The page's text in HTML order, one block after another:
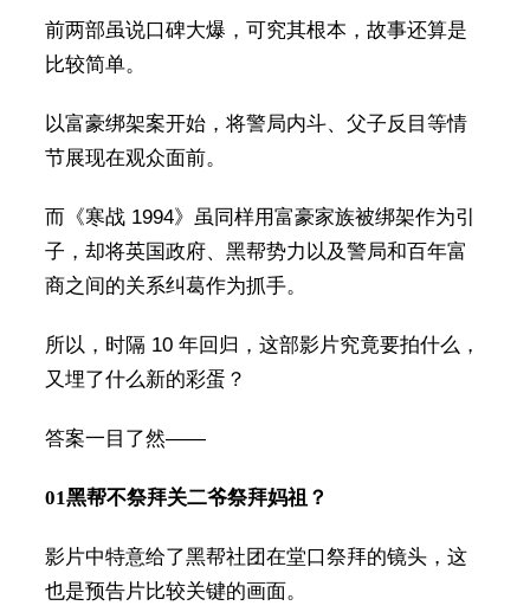
前两部虽说口碑大爆，可究其根本，故事还算是
比较简单。
以富豪绑架案开始，将警局内斗、父子反目等情
节展现在观众面前。
而《寒战 1994》虽同样用富豪家族被绑架作为引
子，却将英国政府、黑帮势力以及警局和百年富
商之间的关系纠葛作为抓手。
所以，时隔 10 年回归，这部影片究竟要拍什么，
又埋了什么新的彩蛋？
答案一目了然——
01黑帮不祭拜关二爷祭拜妈祖？
影片中特意给了黑帮社团在堂口祭拜的镜头，这
也是预告片比较关键的画面。